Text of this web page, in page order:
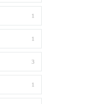
1
1
3
1